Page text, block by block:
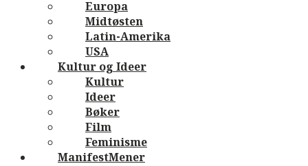
Europa
Midtøsten
Latin-Amerika
USA
Kultur og Ideer
Kultur
Ideer
Bøker
Film
Feminisme
ManifestMener